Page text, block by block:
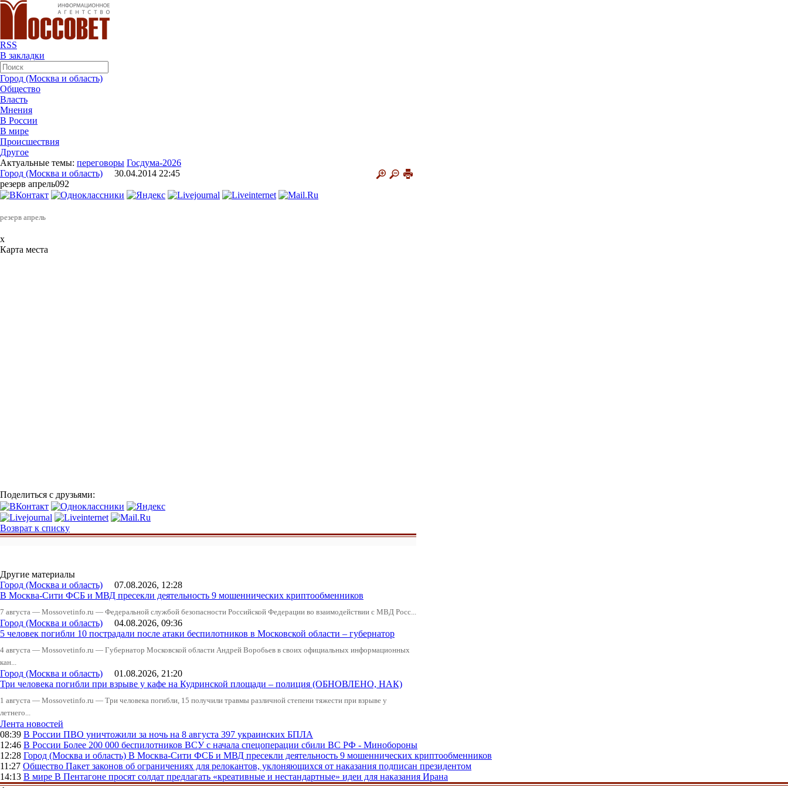
RSS
В закладки
Город (Москва и область)
Общество
Власть
Мнения
В России
В мире
Происшествия
Другое
Актуальные темы: переговоры Госдума-2026
Город (Москва и область) 30.04.2014 22:45
резерв апрель092
резерв апрель
x
Карта места
Поделиться с друзьями:
Возврат к списку
Другие материалы
Город (Москва и область) 07.08.2026, 12:28
В Москва-Сити ФСБ и МВД пресекли деятельность 9 мошеннических криптообменников
7 августа — Mossovetinfo.ru — Федеральной службой безопасности Российской Федерации во взаимодействии с МВД Росс...
Город (Москва и область) 04.08.2026, 09:36
5 человек погибли 10 пострадали после атаки беспилотников в Московской области – губернатор
4 августа — Mossovetinfo.ru — Губернатор Московской области Андрей Воробьев в своих официальных информационных
кан...
Город (Москва и область) 01.08.2026, 21:20
Три человека погибли при взрыве у кафе на Кудринской площади – полиция (ОБНОВЛЕНО, НАК)
1 августа — Mossovetinfo.ru — Три человека погибли, 15 получили травмы различной степени тяжести при взрыве у
летнего...
Лента новостей
08:39 В России ПВО уничтожили за ночь на 8 августа 397 украинских БПЛА
12:46 В России Более 200 000 беспилотников ВСУ с начала спецоперации сбили ВС РФ - Минобороны
12:28 Город (Москва и область) В Москва-Сити ФСБ и МВД пресекли деятельность 9 мошеннических криптообменников
11:27 Общество Пакет законов об ограничениях для релокантов, уклоняющихся от наказания подписан президентом
14:13 В мире В Пентагоне просят солдат предлагать «креативные и нестандартные» идеи для наказания Ирана